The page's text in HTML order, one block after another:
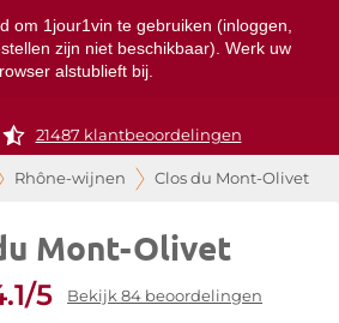
om 1jour1vin te gebruiken (inloggen,
zijn niet beschikbaar). Werk uw
alstublieft bij.
21487 klantbeoordelingen
Rhône-wijnen Clos du Mont-Olivet
Mont-Olivet
5 Bekijk 84 beoordelingen